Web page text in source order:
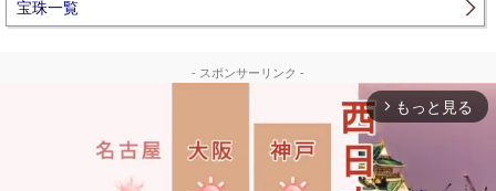
宝珠一覧
- スポンサーリンク -
arrow_forward_ios もっと見る